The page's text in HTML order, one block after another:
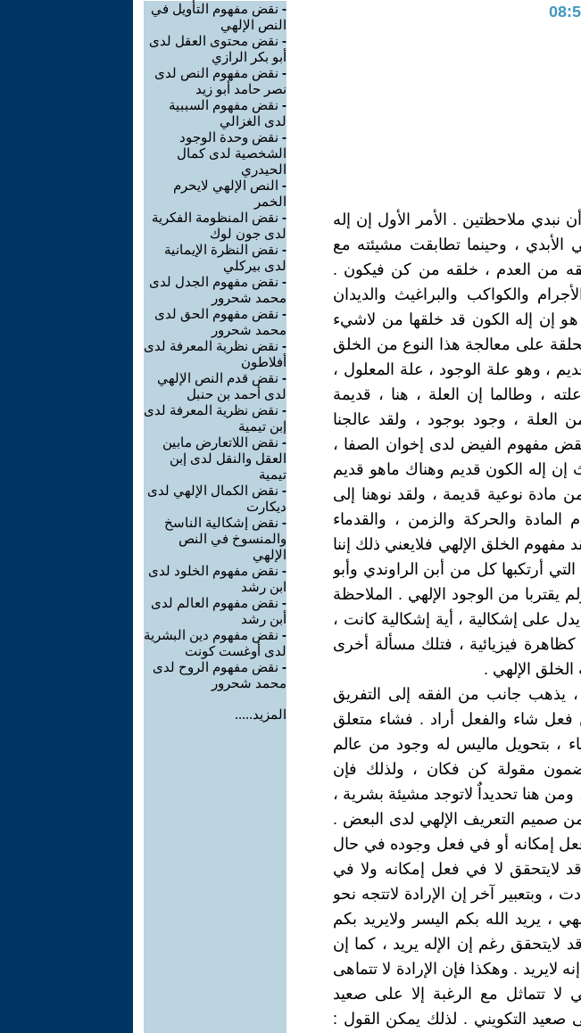
نبدي ملاحظتين . الأمر الأول إن إله
الأبدي ، وحينما تطابقت مشيئته مع
من العدم ، خلقه من كن فيكون .
والكواكب والبراغيث والديدان
إن إله الكون قد خلقها من لاشيء
على معالجة هذا النوع من الخلق
، وهو علة الوجود ، علة المعلول ،
، وطالما إن العلة ، هنا ، قديمة
، وجود بوجود ، ولقد عالجنا
مفهوم الفيض لدى إخوان الصفا ،
إن إله الكون قديم وهناك ماهو قديم
مادة نوعية قديمة ، ولقد نوهنا إلى
والحركة والزمن ، والقدماء
مفهوم الخلق الإلهي فلايعني ذلك إننا
أرتكبها كل من أبن الراوندي وأبو
يقتربا من الوجود الإلهي . الملاحظة
يدل على إشكالية ، أية إشكالية كانت ،
كظاهرة فيزيائية ، فتلك مسألة أخرى
الإلهي .
يذهب جانب من الفقه إلى التفريق
فعل شاء والفعل أراد . فشاء متعلق
، بتحويل ماليس له وجود من عالم
مقولة كن فكان ، ولذلك فإن
ومن هنا تحديداٌ لاتوجد مشيئة بشرية ،
صميم التعريف الإلهي لدى البعض .
إمكانه أو في فعل وجوده في حال
لايتحقق لا في فعل إمكانه ولا في
، وبتعبير آخر إن الإرادة لاتتجه نحو
، يريد الله بكم اليسر ولايريد بكم
اليسر وقد لايتحقق رغم إن الإله يريد ، كما إن
. وهكذا فإن الإرادة لا تتماهى
لا تتماثل مع الرغبة إلا على صعيد
صعيد التكويني . لذلك يمكن القول :
- نقض مفهوم التأويل في
النص الإلهي
- نقض محتوى العقل لدى
أبو بكر الرازي
- نقض مفهوم النص لدى
نصر حامد أبو زيد
- نقض مفهوم السببية
لدى الغزالي
- نقض وحدة الوجود
الشخصية لدى كمال
الحيدري
- النص الإلهي لايحرم
الخمر
- نقض المنظومة الفكرية
لدى جون لوك
- نقض النظرة الإيمانية
لدى بيركلي
- نقض مفهوم الجدل لدى
محمد شحرور
- نقض مفهوم الحق لدى
محمد شحرور
- نقض نظرية المعرفة لدى
أفلاطون
- نقض قدم النص الإلهي
لدى أحمد بن حنبل
- نقض نظرية المعرفة لدى
إبن تيمية
- نقض اللاتعارض مابين
العقل والنقل لدى إبن
تيمية
- نقض الكمال الإلهي لدى
ديكارت
- نقض إشكالية الناسخ
والمنسوخ في النص
الإلهي
- نقض مفهوم الخلود لدى
ابن رشد
- نقض مفهوم العالم لدى
أبن رشد
- نقض مفهوم دين البشرية
لدى أوغست كونت
- نقض مفهوم الروح لدى
محمد شحرور
المزيد.....